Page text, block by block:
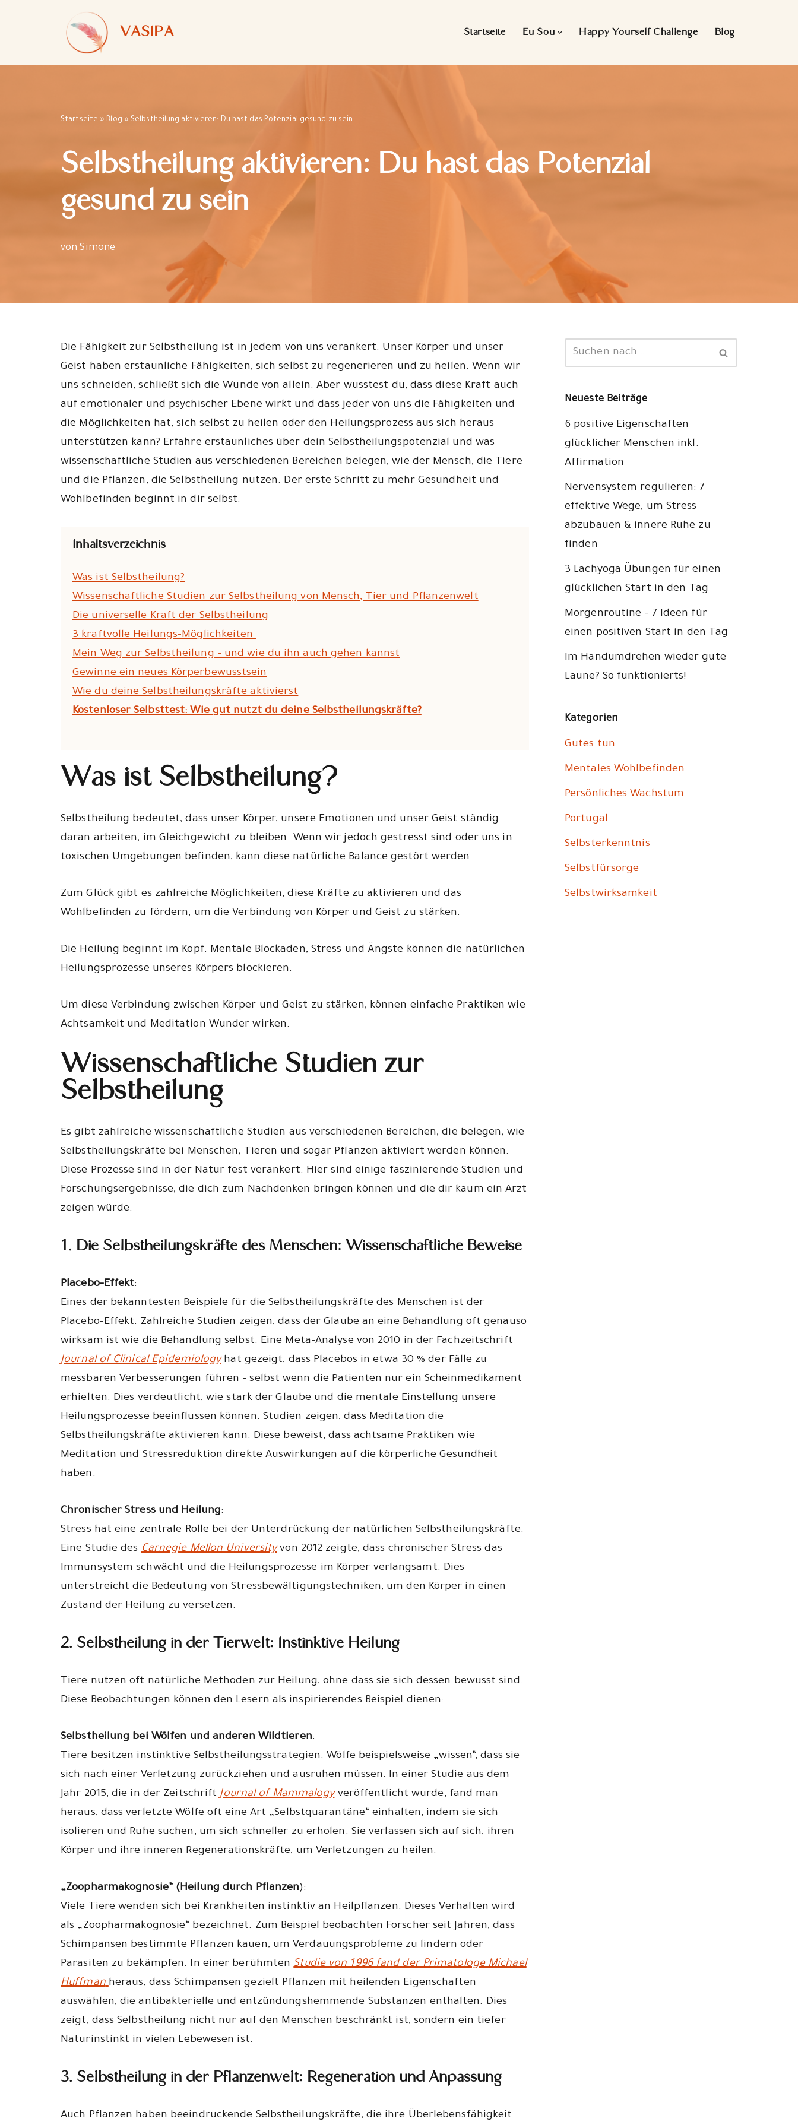
VASIPA Startseite Eu Sou Happy Yourself Challenge Blog
Startseite » Blog » Selbstheilung aktivieren: Du hast das Potenzial gesund zu sein
Selbstheilung aktivieren: Du hast das Potenzial
gesund zu sein
vonSimone
Die Fähigkeit zur Selbstheilung ist in jedem von uns verankert. Unser Körper und unser
Geist haben erstaunliche Fähigkeiten, sich selbst zu regenerieren und zu heilen. Wenn wir
uns schneiden, schließt sich die Wunde von allein. Aber wusstest du, dass diese Kraft auch
auf emotionaler und psychischer Ebene wirkt und dass jeder von uns die Fähigkeiten und
die Möglichkeiten hat, sich selbst zu heilen oder den Heilungsprozess aus sich heraus
unterstützen kann? Erfahre erstaunliches über dein Selbstheilungspotenzial und was
wissenschaftliche Studien aus verschiedenen Bereichen belegen, wie der Mensch, die Tiere
und die Pflanzen, die Selbstheilung nutzen. Der erste Schritt zu mehr Gesundheit und
Wohlbefinden beginnt in dir selbst.
Inhaltsverzeichnis
Was ist Selbstheilung?
Wissenschaftliche Studien zur Selbstheilung von Mensch, Tier und Pflanzenwelt
Die universelle Kraft der Selbstheilung
3 kraftvolle Heilungs-Möglichkeiten
Mein Weg zur Selbstheilung – und wie du ihn auch gehen kannst
Gewinne ein neues Körperbewusstsein
Wie du deine Selbstheilungskräfte aktivierst
Kostenloser Selbsttest: Wie gut nutzt du deine Selbstheilungskräfte?
Was ist Selbstheilung?
Selbstheilung bedeutet, dass unser Körper, unsere Emotionen und unser Geist ständig
daran arbeiten, im Gleichgewicht zu bleiben. Wenn wir jedoch gestresst sind oder uns in
toxischen Umgebungen befinden, kann diese natürliche Balance gestört werden.
Zum Glück gibt es zahlreiche Möglichkeiten, diese Kräfte zu aktivieren und das
Wohlbefinden zu fördern, um die Verbindung von Körper und Geist zu stärken.
Die Heilung beginnt im Kopf. Mentale Blockaden, Stress und Ängste können die natürlichen
Heilungsprozesse unseres Körpers blockieren.
Um diese Verbindung zwischen Körper und Geist zu stärken, können einfache Praktiken wie
Achtsamkeit und Meditation Wunder wirken.
Wissenschaftliche Studien zur
Selbstheilung
Es gibt zahlreiche wissenschaftliche Studien aus verschiedenen Bereichen, die belegen, wie
Selbstheilungskräfte bei Menschen, Tieren und sogar Pflanzen aktiviert werden können.
Diese Prozesse sind in der Natur fest verankert. Hier sind einige faszinierende Studien und
Forschungsergebnisse, die dich zum Nachdenken bringen können und die dir kaum ein Arzt
zeigen würde.
1. Die Selbstheilungskräfte des Menschen: Wissenschaftliche Beweise
Placebo-Effekt:
Eines der bekanntesten Beispiele für die Selbstheilungskräfte des Menschen ist der
Placebo-Effekt. Zahlreiche Studien zeigen, dass der Glaube an eine Behandlung oft genauso
wirksam ist wie die Behandlung selbst. Eine Meta-Analyse von 2010 in der Fachzeitschrift
Journal of Clinical Epidemiologyhat gezeigt, dass Placebos in etwa 30 % der Fälle zu
messbaren Verbesserungen führen – selbst wenn die Patienten nur ein Scheinmedikament
erhielten. Dies verdeutlicht, wie stark der Glaube und die mentale Einstellung unsere
Heilungsprozesse beeinflussen können. Studien zeigen, dass Meditation die
Selbstheilungskräfte aktivieren kann. Diese beweist, dass achtsame Praktiken wie
Meditation und Stressreduktion direkte Auswirkungen auf die körperliche Gesundheit
haben.
Chronischer Stress und Heilung:
Stress hat eine zentrale Rolle bei der Unterdrückung der natürlichen Selbstheilungskräfte.
Eine Studie desCarnegie Mellon Universityvon 2012 zeigte, dass chronischer Stress das
Immunsystem schwächt und die Heilungsprozesse im Körper verlangsamt. Dies
unterstreicht die Bedeutung von Stressbewältigungstechniken, um den Körper in einen
Zustand der Heilung zu versetzen.
2. Selbstheilung in der Tierwelt: Instinktive Heilung
Tiere nutzen oft natürliche Methoden zur Heilung, ohne dass sie sich dessen bewusst sind.
Diese Beobachtungen können den Lesern als inspirierendes Beispiel dienen:
Selbstheilung bei Wölfen und anderen Wildtieren:
Tiere besitzen instinktive Selbstheilungsstrategien. Wölfe beispielsweise „wissen“, dass sie
sich nach einer Verletzung zurückziehen und ausruhen müssen. In einer Studie aus dem
Jahr 2015, die in der ZeitschriftJournal of Mammalogyveröffentlicht wurde, fand man
heraus, dass verletzte Wölfe oft eine Art „Selbstquarantäne“ einhalten, indem sie sich
isolieren und Ruhe suchen, um sich schneller zu erholen. Sie verlassen sich auf sich, ihren
Körper und ihre inneren Regenerationskräfte, um Verletzungen zu heilen.
„Zoopharmakognosie“ (Heilung durch Pflanzen):
Viele Tiere wenden sich bei Krankheiten instinktiv an Heilpflanzen. Dieses Verhalten wird
als „Zoopharmakognosie“ bezeichnet. Zum Beispiel beobachten Forscher seit Jahren, dass
Schimpansen bestimmte Pflanzen kauen, um Verdauungsprobleme zu lindern oder
Parasiten zu bekämpfen. In einer berühmtenStudie von 1996 fand der Primatologe Michael
Huffman heraus, dass Schimpansen gezielt Pflanzen mit heilenden Eigenschaften
auswählen, die antibakterielle und entzündungshemmende Substanzen enthalten. Dies
zeigt, dass Selbstheilung nicht nur auf den Menschen beschränkt ist, sondern ein tiefer
Naturinstinkt in vielen Lebewesen ist.
3. Selbstheilung in der Pflanzenwelt: Regeneration und Anpassung
Auch Pflanzen haben beeindruckende Selbstheilungskräfte, die ihre Überlebensfähigkeit
Neueste Beiträge
6 positive Eigenschaften
glücklicher Menschen inkl.
Affirmation
Nervensystem regulieren: 7
effektive Wege, um Stress
abzubauen & innere Ruhe zu
finden
3 Lachyoga Übungen für einen
glücklichen Start in den Tag
Morgenroutine – 7 Ideen für
einen positiven Start in den Tag
Im Handumdrehen wieder gute
Laune? So funktionierts!
Kategorien
Gutes tun
Mentales Wohlbefinden
Persönliches Wachstum
Portugal
Selbsterkenntnis
Selbstfürsorge
Selbstwirksamkeit